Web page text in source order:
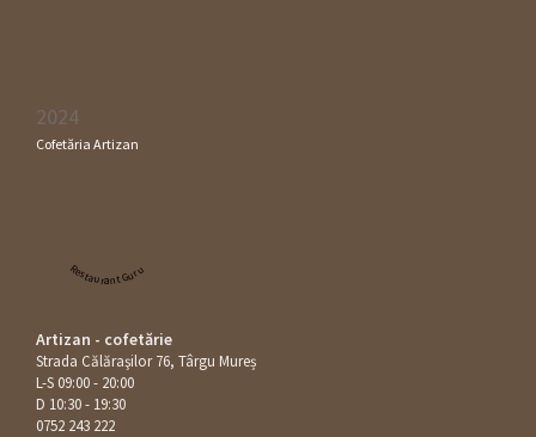
2024
Cofetăria Artizan
Restaurant Guru
Artizan - cofetărie
Strada Călăraşilor 76, Târgu Mureș
L-S 09:00 - 20:00
D 10:30 - 19:30
0752 243 222